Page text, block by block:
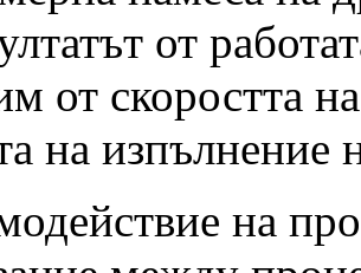
от
от скоростта
на изпълнение
на